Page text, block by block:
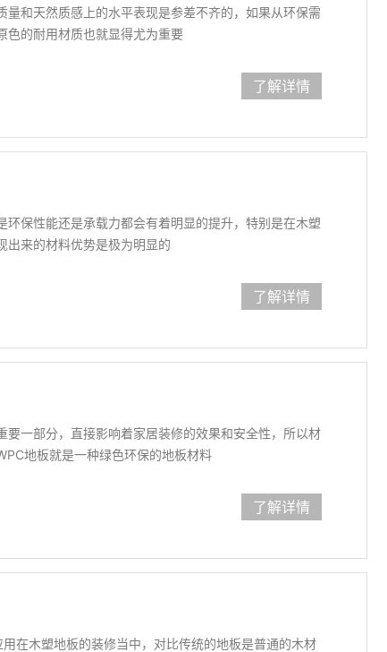
量和天然质感上的水平表现是参差不齐的，如果从环保需
色的耐用材质也就显得尤为重要
了解详情
环保性能还是承载力都会有着明显的提升，特别是在木塑
出来的材料优势是极为明显的
了解详情
一部分，直接影响着家居装修的效果和安全性，所以材
地板就是一种绿色环保的地板材料
了解详情
在木塑地板的装修当中，对比传统的地板是普通的木材